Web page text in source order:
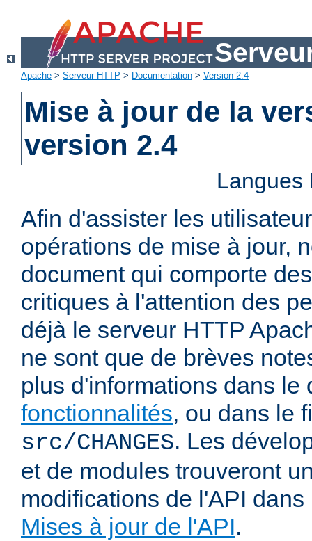
Apache > Serveur HTTP > Documentation > Version 2.4
Mise à jour de la
version 2.4
Afin d'assister les
opérations de mise à jour,
document qui comporte
critiques à l'attention des
déjà le serveur HTTP
ne sont que de brèves
plus d'informations dans
fonctionnalités, ou dans le
src/CHANGES. Les
et de modules trouveront
modifications de l'API
Mises à jour de l'API.